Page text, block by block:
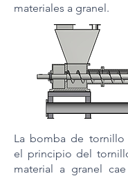
materiales a granel.
La bomba de tornillo
el principio del
material a granel